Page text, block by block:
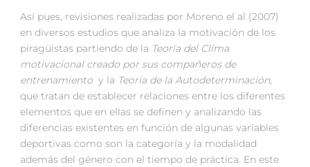
Así pues, revisiones realizadas por Moreno el al (2007)
en diversos estudios que analiza la motivación de los
piragüistas partiendo de la Teoría del Clima
motivacional creado por sus compañeros de
entrenamiento y la Teoría de la Autodeterminación,
que tratan de establecer relaciones entre los diferentes
elementos que en ellas se definen y analizando las
diferencias existentes en función de algunas variables
deportivas como son la categoría y la modalidad
además del género con el tiempo de práctica. En este